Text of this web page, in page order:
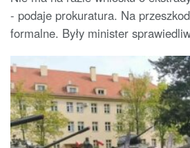
- podaje prokuratura. Na
formalne. Były minister